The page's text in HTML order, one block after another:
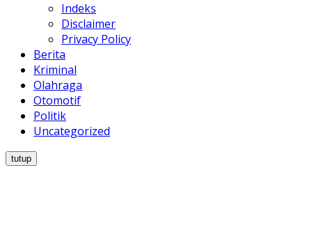
Indeks
Disclaimer
Privacy Policy
Berita
Kriminal
Olahraga
Otomotif
Politik
Uncategorized
tutup